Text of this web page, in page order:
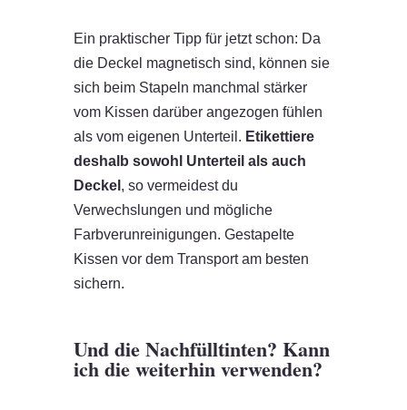
Ein praktischer Tipp für jetzt schon: Da
die Deckel magnetisch sind, können sie
sich beim Stapeln manchmal stärker
vom Kissen darüber angezogen fühlen
als vom eigenen Unterteil. Etikettiere
deshalb sowohl Unterteil als auch
Deckel , so vermeidest du
Verwechslungen und mögliche
Farbverunreinigungen. Gestapelte
Kissen vor dem Transport am besten
sichern.
Und die Nachfülltinten? Kann
ich die weiterhin verwenden?